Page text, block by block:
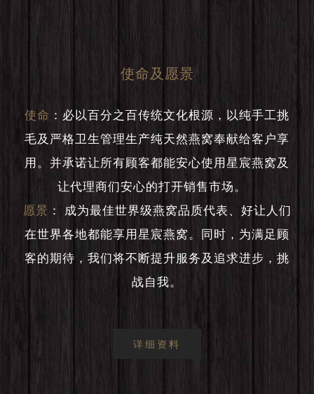
使命及愿景
使命 ： 必以百分之百传统文化根源，以纯手工挑
毛及严格卫生管理生产纯天然燕窝奉献给客户享
用。并承诺让所有顾客都能安心使用星宸燕窝及
让代理商们安心的打开销售市场。
愿景 ：
成为最佳世界级燕窝品质代表、好让人们
在世界各地都能享用星宸燕窝。同时，为满足顾
客的期待，我们将不断提升服务及追求进步，挑
战自我。
详细资料